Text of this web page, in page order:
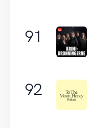
91
92